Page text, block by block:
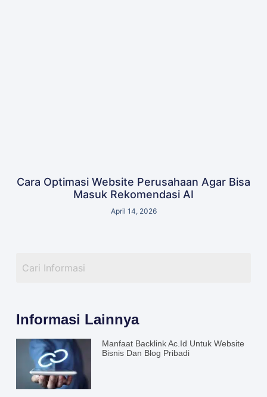
Cara Optimasi Website Perusahaan Agar Bisa
Masuk Rekomendasi AI
April 14, 2026
Informasi Lainnya
Manfaat Backlink Ac.id Untuk Website
Bisnis Dan Blog Pribadi